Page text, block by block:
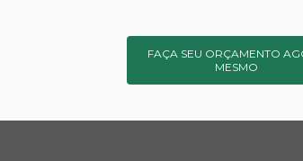
FAÇA SEU ORÇAMENTO
MESMO